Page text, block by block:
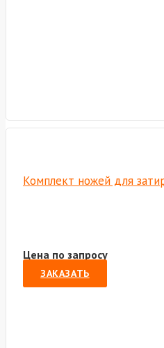
Комплект ножей для
Цена по запросу
ЗАКАЗАТЬ